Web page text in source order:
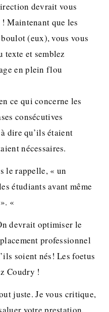
devrait vous
Maintenant que les
(eux), vous vous
texte et semblez
en plein flou
ce qui concerne les
consécutives
dire qu’ils étaient
nécessaires.
le rappelle, « un
étudiants avant même
«
devrait optimiser le
professionnel
soient nés! Les foetus
Coudry !
juste. Je vous critique,